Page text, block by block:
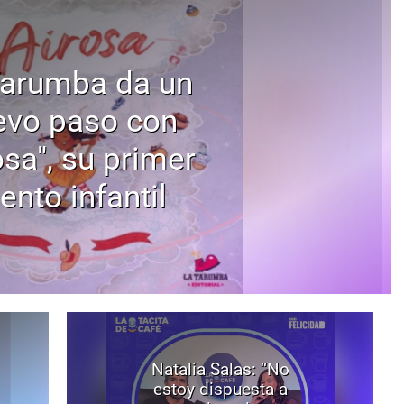
da un
paso con
su primer
infantil
Natalia Salas: “No
estoy dispuesta a